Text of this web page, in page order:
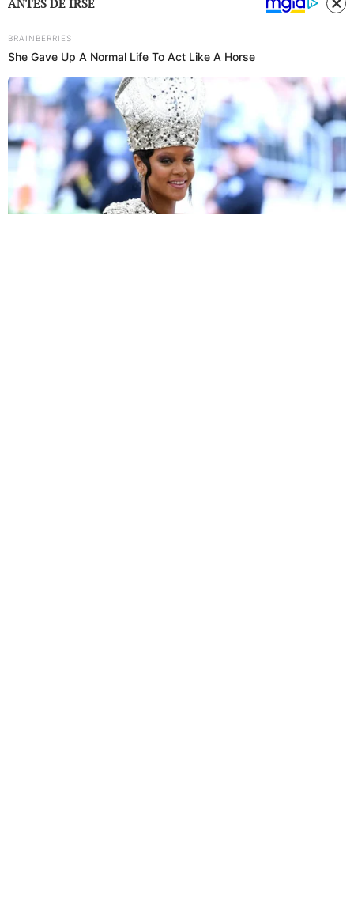
ANTES DE IRSE